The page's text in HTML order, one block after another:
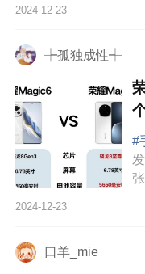
2024-12-23
┾孤独成性┽
#
2024-12-23
口羊_mie